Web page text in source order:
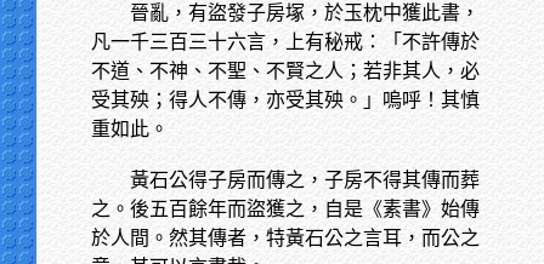
晉亂，有盜發子房塚，於玉枕中獲此書，
凡一千三百三十六言，上有秘戒：「不許傳於
不道、不神、不聖、不賢之人；若非其人，必
受其殃；得人不傳，亦受其殃。」嗚呼！其慎
重如此。
黃石公得子房而傳之，子房不得其傳而葬
之。後五百餘年而盜獲之，自是《素書》始傳
於人間。然其傳者，特黃石公之言耳，而公之